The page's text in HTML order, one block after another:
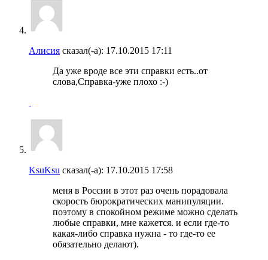
Алисия сказал(-а): 17.10.2015 17:11
Да уже вроде все эти справки есть..от
слова,Справка-уже плохо :-)
KsuKsu сказал(-а): 17.10.2015 17:58
меня в России в этот раз очень порадовала
скорость бюрократических манипуляции.
поэтому в спокойном режиме можно сделать
любые справки, мне кажется. и если где-то
какая-либо справка нужна - то где-то ее
обязательно делают).